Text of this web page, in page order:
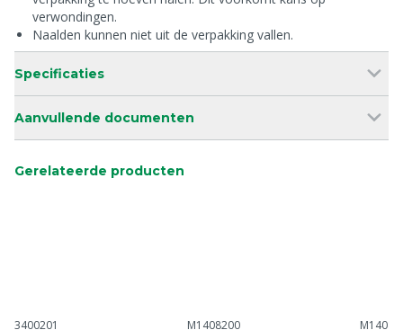
verwondingen.
Naalden kunnen niet uit de verpakking vallen.
Specificaties
Aanvullende documenten
Gerelateerde producten
3400201 M1408200